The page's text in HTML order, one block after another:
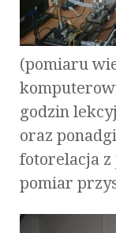
(pomiaru
godzin
oraz
fotorelacja z
pomiar